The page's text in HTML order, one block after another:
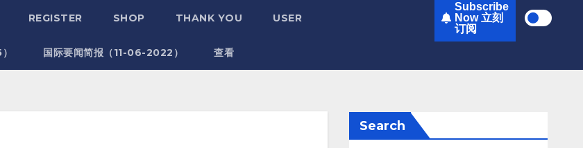
REGISTER SHOP THANK YOU USER
国际要闻简报（11-06-2022） 查看
Subscribe
Now 立刻
订阅
Search